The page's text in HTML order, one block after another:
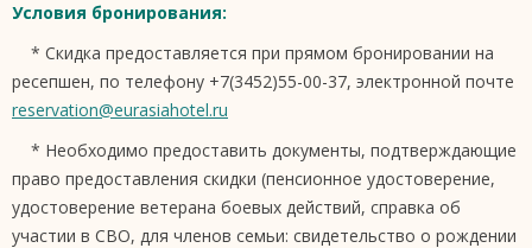
Условия бронирования:
* Скидка предоставляется при прямом бронировании на
ресепшен, по телефону +7(3452)55-00-37, электронной почте
reservation@eurasiahotel.ru
* Необходимо предоставить документы, подтверждающие
право предоставления скидки (пенсионное удостоверение,
удостоверение ветерана боевых действий, справка об
участии в СВО, для членов семьи: свидетельство о рождении